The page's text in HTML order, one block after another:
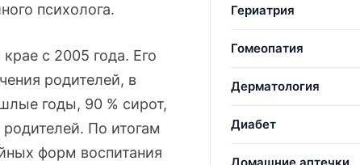
психолога.
с 2005 года. Его
родителей, в
годы, 90 % сирот,
По итогам
форм воспитания
Гериатрия
Гомеопатия
Дерматология
Диабет